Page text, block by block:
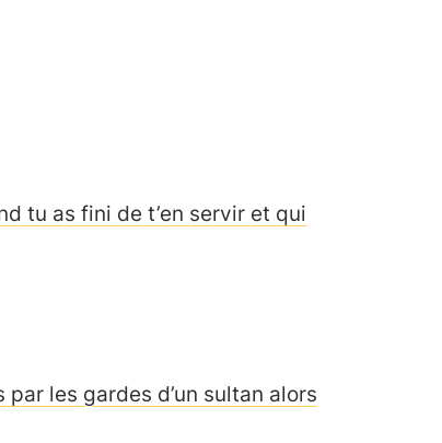
tu as fini de t’en servir et qui
les gardes d’un sultan alors